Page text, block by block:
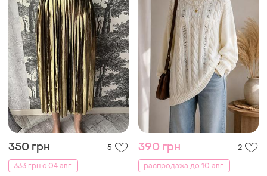
350 грн
5
333 грн с 04 авг.
390 грн
2
распродажа до 10 авг.